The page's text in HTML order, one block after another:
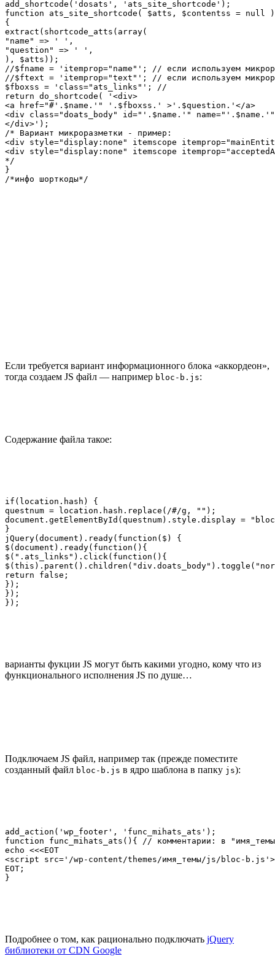
add_shortcode('dosats', 'ats_site_shortcode');
function ats_site_shortcode( $atts, $contentss = null )
{
extract(shortcode_atts(array(
"name" => ' ',
"question" => ' ',
), $atts));
//$fname = 'itemprop="name"'; // если используем
//$ftext = 'itemprop="text"'; // если используем
$fboxss = 'class="ats_links"'; //
return do_shortcode( '<div>
<a href="#'.$name.'" '.$fboxss.' >'.$question.'</a>
<div class="doats_body" id="'.$name.'"
</div>');
/* Вариант микроразметки - пример:
<div style="display:none" itemscope
<div style="display:none" itemscope
*/
}
/*инфо шорткоды*/
Если требуется вариант информационного блока «аккордеон»,
тогда создаем JS файл — например bloc-b.js:
Содержание файла такое:
if(location.hash) {
questnum = location.hash.replace(/#/g, "");
document.getElementById(questnum).style.display =
}
jQuery(document).ready(function($) {
$(document).ready(function(){
$(".ats_links").click(function(){
return false;
});
});
});
варианты фукции JS могут быть какими угодно, кому что из
функционального исполнения JS по душе…
Подключаем JS файл, например так (прежде поместите
созданный файл bloc-b.js в ядро шаблона в папку js):
add_action('wp_footer', 'func_mihats_ats');
function func_mihats_ats(){ // комментарии: в "имя_темы"
echo <<<EOT
<script src='/wp-content/themes/имя_темы/js/bloc-
EOT;
}
Подробнее о том, как рационально подключать jQuery
библиотеки от CDN Google